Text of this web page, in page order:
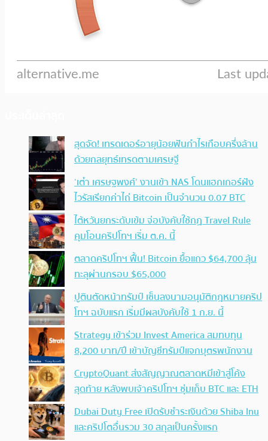
สุดจัด! เทรดเดอร์อายุน้อยฟันกำไรเกือบครึ่งล้าน
ด้วยกลยุทธ์เทรดตามเศรษฐี
‘เต๋า เศรษฐพงศ์’ งานเข้า NAS โดนแฮกเกอร์ฝัง
ไวรัสเรียกค่าไถ่ Bitcoin เป็นจำนวน 0.07 BTC
ไต้หวันยกระดับเข้ม จ่อบังคับใช้กฏ Travel Rule
คุมโอนคริปโทฯ เริ่ม ต.ค. นี้
ตลาดคริปโทฯ ฟื้น! Bitcoin ยื้อแถว $64,700 ลุ้น
ทะลุผ่านกรอบ $65,000
ปูตินตัดหน้าทรัมป์ เซ็นลงนามอนุมัติกฎหมายคริป
โทฯ ฉบับแรก เริ่มมีผลบังคับใช้ 1 ก.ย. นี้
Strategy เข้าร่วม Invest America สมทบทุน
8,200 บาท/ปี เข้าบัญชีทรัมป์แจกบุตรพนักงาน
CryptoQuant ส่งสัญญาณตลาดหมีเข้าสู่โค้ง
สุดท้าย หลังพบเจ้าคริปโทฯ ซุ่มเก็บ BTC และ ETH
Dubai Duty Free เปิดรับชำระเงินด้วย Shiba Inu
และคริปโตอื่นรวม 30 สกุลเป็นครั้งแรก